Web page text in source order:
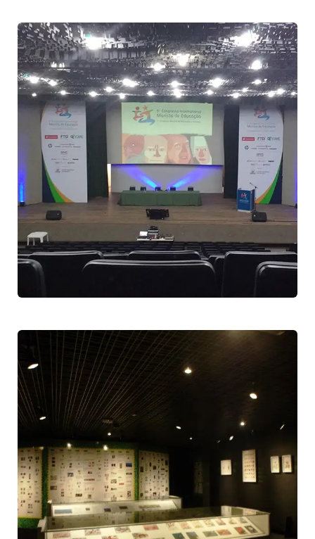
5ª edição do Congresso
Internacional Marista de
Educação
Congresso